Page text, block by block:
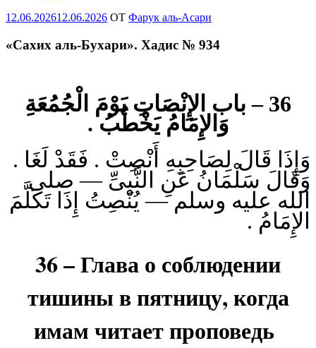
Опубликовано
12.06.202612.06.2026 OT Фарук аль-Асари
«Сахих аль-Бухари». Хадис № 934
36 – باب الإِنْصَاتِ يَوْمَ الْجُمُعَةِ
وَالإِمَامُ يَخْطُبُ .
وَإِذَا قَالَ لِصَاحِبِهِ أَنْصِتْ . فَقَدْ لَغَا .
وَقَالَ سَلْمَانُ عَنِ النَّبِىِّ — صلى
الله عليه وسلم — يُنْصِتُ إِذَا تَكَلَّمَ
الإِمَامُ .
36 – Глава о соблюдении
тишины в пятницу, когда
имам читает проповедь